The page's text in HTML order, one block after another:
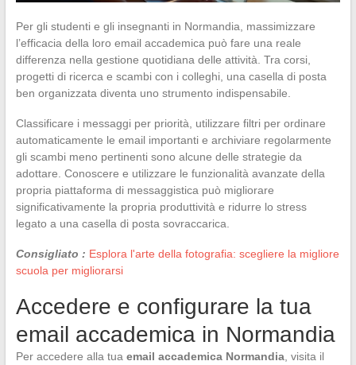
Per gli studenti e gli insegnanti in Normandia, massimizzare
l’efficacia della loro email accademica può fare una reale
differenza nella gestione quotidiana delle attività. Tra corsi,
progetti di ricerca e scambi con i colleghi, una casella di posta
ben organizzata diventa uno strumento indispensabile.
Classificare i messaggi per priorità, utilizzare filtri per ordinare
automaticamente le email importanti e archiviare regolarmente
gli scambi meno pertinenti sono alcune delle strategie da
adottare. Conoscere e utilizzare le funzionalità avanzate della
propria piattaforma di messaggistica può migliorare
significativamente la propria produttività e ridurre lo stress
legato a una casella di posta sovraccarica.
Consigliato : Esplora l'arte della fotografia: scegliere la migliore
scuola per migliorarsi
Accedere e configurare la tua
email accademica in Normandia
Per accedere alla tua email accademica Normandia, visita il